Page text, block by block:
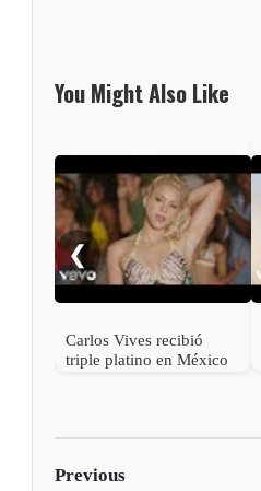
You Might Also Like
❮
Carlos Vives recibió
triple platino en México
Previous